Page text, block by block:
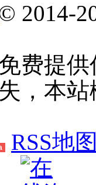
2014-
费提
，本
RSS地